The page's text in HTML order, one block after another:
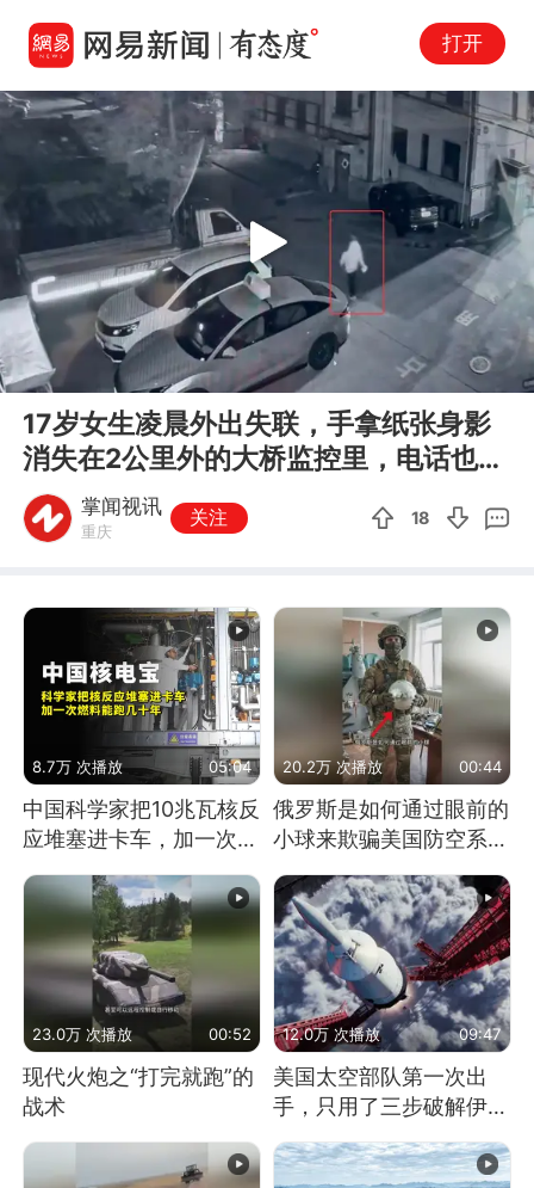
打开
00:00 00:39
Play
17岁女生凌晨外出失联，手拿纸张身影
消失在2公里外的大桥监控里，电话也打
不通
掌闻视讯
重庆
关注 18
8.7万 次播放 05:04
中国科学家把10兆瓦核反
应堆塞进卡车，加一次燃
料能跑几十年
20.2万 次播放 00:44
俄罗斯是如何通过眼前的
小球来欺骗美国防空系统
的
23.0万 次播放 00:52
现代火炮之“打完就跑”的
战术
12.0万 次播放 09:47
美国太空部队第一次出
手，只用了三步破解伊朗